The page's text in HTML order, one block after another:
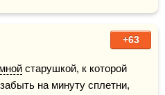
+63
старушкой, к которой
на минуту сплетни,